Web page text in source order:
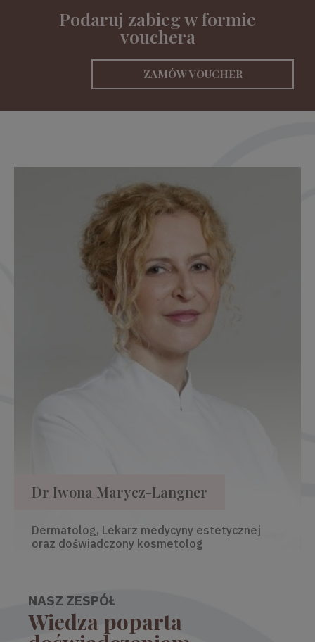
Podaruj zabieg w formie
vouchera
ZAMÓW VOUCHER
Dr Iwona Marycz-Langner
Dermatolog, Lekarz medycyny estetycznej
oraz doświadczony kosmetolog
NASZ ZESPÓŁ
Wiedza poparta